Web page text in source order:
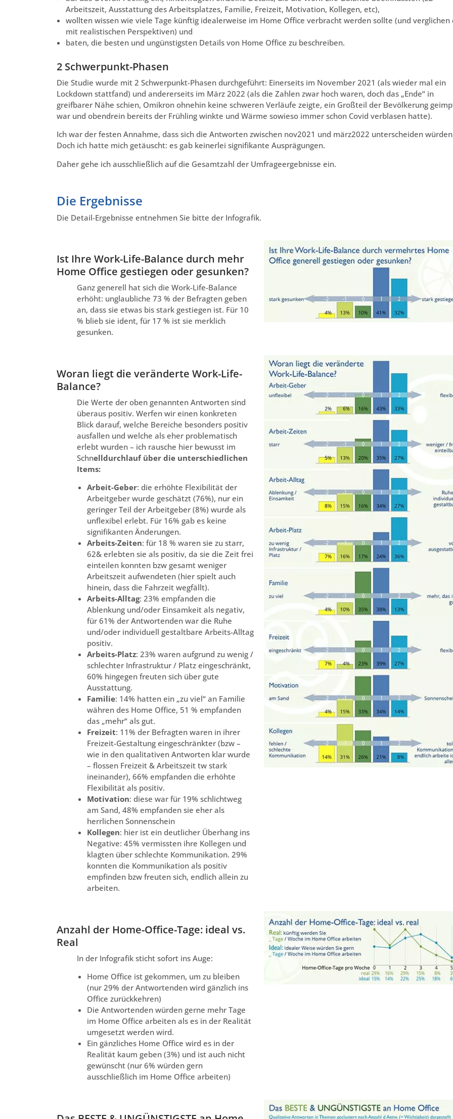
Arbeitszeit, Ausstattung des Arbeitsplatzes, Familie, Freizeit, Motivation, Kollegen, etc),
wollten wissen wie viele Tage künftig idealerweise im Home Office verbracht werden sollte (und verglichen
mit realistischen Perspektiven) und
baten, die besten und ungünstigsten Details von Home Office zu beschreiben.
2 Schwerpunkt-Phasen
Die Studie wurde mit 2 Schwerpunkt-Phasen durchgeführt: Einerseits im November 2021 (als wieder mal ein
Lockdown stattfand) und andererseits im März 2022 (als die Zahlen zwar hoch waren, doch das „Ende“ in
greifbarer Nähe schien, Omikron ohnehin keine schweren Verläufe zeigte, ein Großteil der Bevölkerung
war und obendrein bereits der Frühling winkte und Wärme sowieso immer schon Covid verblasen hatte).
Ich war der festen Annahme, dass sich die Antworten zwischen nov2021 und märz2022 unterscheiden
Doch ich hatte mich getäuscht: es gab keinerlei signifikante Ausprägungen.
Daher gehe ich ausschließlich auf die Gesamtzahl der Umfrageergebnisse ein.
Die Ergebnisse
Die Detail-Ergebnisse entnehmen Sie bitte der Infografik.
Ist Ihre Work-Life-Balance durch mehr
Home Office gestiegen oder gesunken?
Ganz generell hat sich die Work-Life-Balance
erhöht: unglaubliche 73 % der Befragten geben
an, dass sie etwas bis stark gestiegen ist. Für 10
% blieb sie ident, für 17 % ist sie merklich
gesunken.
Woran liegt die veränderte Work-Life-
Balance?
Die Werte der oben genannten Antworten sind
überaus positiv. Werfen wir einen konkreten
Blick darauf, welche Bereiche besonders positiv
ausfallen und welche als eher problematisch
erlebt wurden – ich rausche hier bewusst im
Schnelldurchlauf über die unterschiedlichen
Items:
Arbeit-Geber: die erhöhte Flexibilität der
Arbeitgeber wurde geschätzt (76%), nur ein
geringer Teil der Arbeitgeber (8%) wurde als
unflexibel erlebt. Für 16% gab es keine
signifikanten Änderungen.
Arbeits-Zeiten: für 18 % waren sie zu starr,
62& erlebten sie als positiv, da sie die Zeit frei
einteilen konnten bzw gesamt weniger
Arbeitszeit aufwendeten (hier spielt auch
hinein, dass die Fahrzeit wegfällt).
Arbeits-Alltag: 23% empfanden die
Ablenkung und/oder Einsamkeit als negativ,
für 61% der Antwortenden war die Ruhe
und/oder individuell gestaltbare Arbeits-Alltag
positiv.
Arbeits-Platz: 23% waren aufgrund zu wenig /
schlechter Infrastruktur / Platz eingeschränkt,
60% hingegen freuten sich über gute
Ausstattung.
Familie: 14% hatten ein „zu viel“ an Familie
währen des Home Office, 51 % empfanden
das „mehr“ als gut.
Freizeit: 11% der Befragten waren in ihrer
Freizeit-Gestaltung eingeschränkter (bzw –
wie in den qualitativen Antworten klar wurde
– flossen Freizeit & Arbeitszeit tw stark
ineinander), 66% empfanden die erhöhte
Flexibilität als positiv.
Motivation: diese war für 19% schlichtweg
am Sand, 48% empfanden sie eher als
herrlichen Sonnenschein
Kollegen: hier ist ein deutlicher Überhang ins
Negative: 45% vermissten ihre Kollegen und
klagten über schlechte Kommunikation. 29%
konnten die Kommunikation als positiv
empfinden bzw freuten sich, endlich allein zu
arbeiten.
Anzahl der Home-Office-Tage: ideal vs.
Real
In der Infografik sticht sofort ins Auge:
Home Office ist gekommen, um zu bleiben
(nur 29% der Antwortenden wird gänzlich ins
Office zurückkehren)
Die Antwortenden würden gerne mehr Tage
im Home Office arbeiten als es in der Realität
umgesetzt werden wird.
Ein gänzliches Home Office wird es in der
Realität kaum geben (3%) und ist auch nicht
gewünscht (nur 6% würden gern
ausschließlich im Home Office arbeiten)